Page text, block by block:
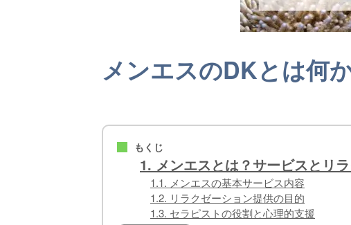
メンエスのDKとは何
■ もくじ
1. メンエスとは？サービスとリ
1.1. メンエスの基本サービス内容
1.2. リラクゼーション提供の目的
1.3. セラピストの役割と心理的支援